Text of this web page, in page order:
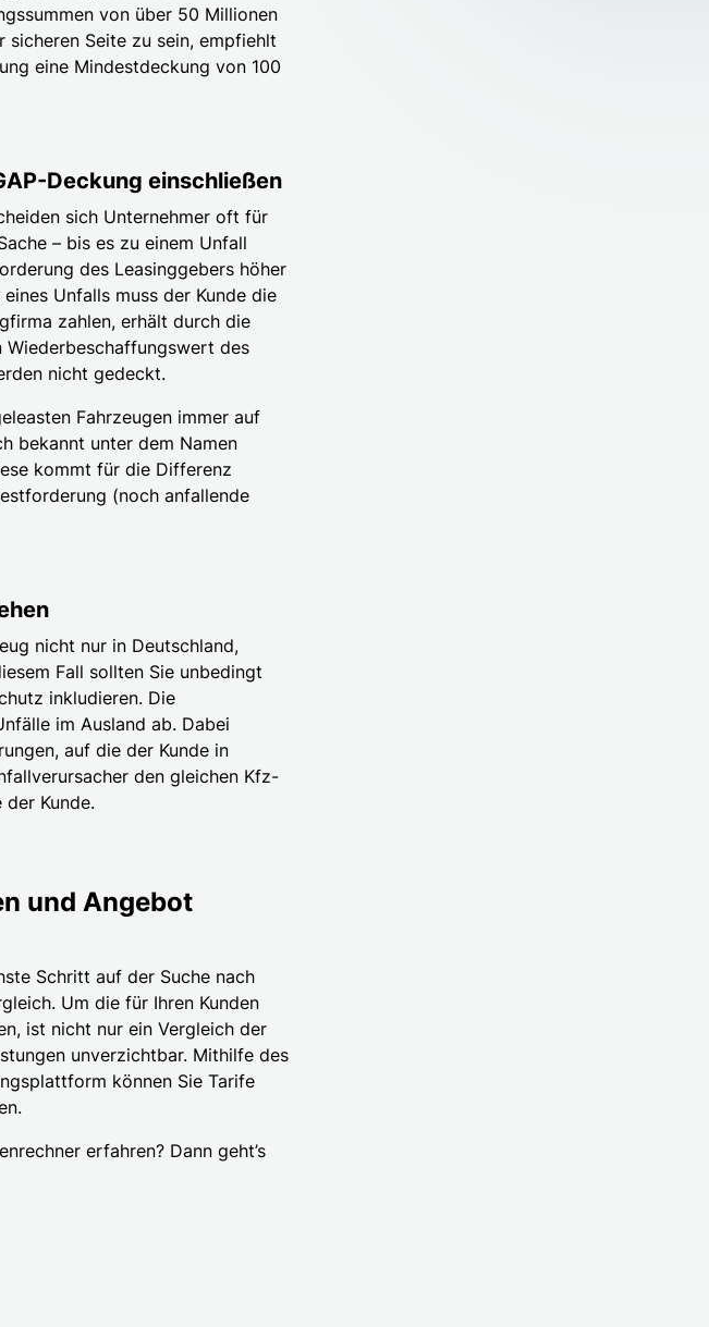
von über 50 Millionen
sicheren Seite zu sein, empfiehlt
eine Mindestdeckung von 100
Deckung einschließen
sich Unternehmer oft für
– bis es zu einem Unfall
des Leasinggebers höher
Unfalls muss der Kunde die
zahlen, erhält durch die
Wiederbeschaffungswert des
nicht gedeckt.
Fahrzeugen immer auf
bekannt unter dem Namen
kommt für die Differenz
(noch anfallende
nicht nur in Deutschland,
Fall sollten Sie unbedingt
inkludieren. Die
im Ausland ab. Dabei
auf die der Kunde in
den gleichen Kfz-
Kunde.
und Angebot
Schritt auf der Suche nach
Um die für Ihren Kunden
ist nicht nur ein Vergleich der
unverzichtbar. Mithilfe des
können Sie Tarife
erfahren? Dann geht’s